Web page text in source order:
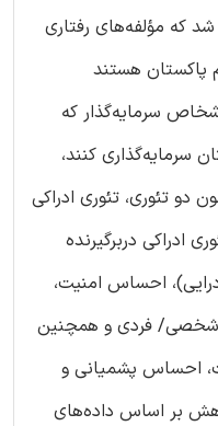
که مؤلفه‌های رفتاری
پاکستان هستند
سرمایه‌گذار که
سرمایه‌گذاری کنند،
دو تئوری، تئوری ادراکی
ادراکی دربرگیرنده
احساس امنیت،
شخصی/ فردی و همچنین
احساس پشمیانی و
بر اساس داده‌های